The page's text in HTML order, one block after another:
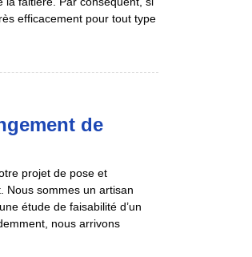
efficacement pour tout type
de
projet de pose et
Nous sommes un artisan
étude de faisabilité d’un
nous arrivons